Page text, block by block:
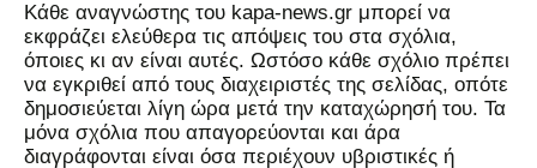
Kάθε αναγνώστης του kapa-news.gr μπορεί να
εκφράζει ελεύθερα τις απόψεις του στα σχόλια,
όποιες κι αν είναι αυτές. Ωστόσο κάθε σχόλιο πρέπει
να εγκριθεί από τους διαχειριστές της σελίδας, οπότε
δημοσιεύεται λίγη ώρα μετά την καταχώρησή του. Τα
μόνα σχόλια που απαγορεύονται και άρα
διαγράφονται είναι όσα περιέχουν υβριστικές ή